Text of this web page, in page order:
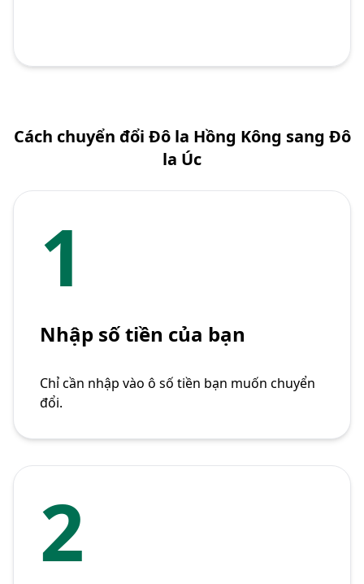
Cách chuyển đổi Đô la Hồng Kông sang Đô
la Úc
1
Nhập số tiền của bạn
Chỉ cần nhập vào ô số tiền bạn muốn chuyển
đổi.
2